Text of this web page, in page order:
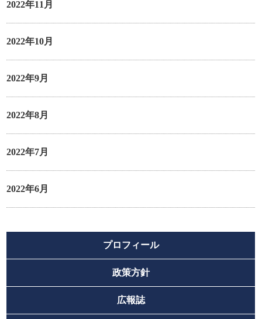
2022年11月
2022年10月
2022年9月
2022年8月
2022年7月
2022年6月
プロフィール
政策方針
広報誌